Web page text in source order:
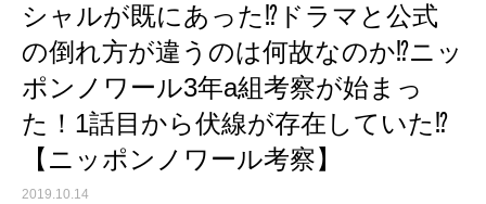
シャルが既にあった⁉︎ドラマと公式
の倒れ方が違うのは何故なのか⁉︎ニッ
ポンノワール3年a組考察が始まっ
た！1話目から伏線が存在していた⁉︎
【ニッポンノワール考察】
2019.10.14